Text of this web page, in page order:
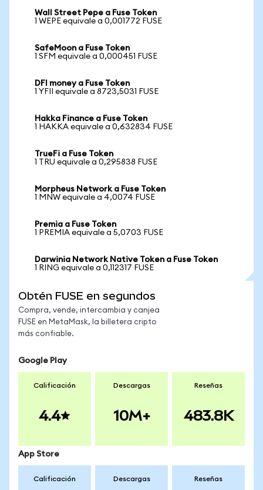
Wall Street Pepe a Fuse Token
1 WEPE equivale a 0,001772 FUSE
SafeMoon a Fuse Token
1 SFM equivale a 0,000451 FUSE
DFI money a Fuse Token
1 YFII equivale a 8723,5031 FUSE
Hakka Finance a Fuse Token
1 HAKKA equivale a 0,632834 FUSE
TrueFi a Fuse Token
1 TRU equivale a 0,295838 FUSE
Morpheus Network a Fuse Token
1 MNW equivale a 4,0074 FUSE
Premia a Fuse Token
1 PREMIA equivale a 5,0703 FUSE
Darwinia Network Native Token a Fuse Token
1 RING equivale a 0,112317 FUSE
Obtén FUSE en segundos
Compra, vende, intercambia y canjea
FUSE en MetaMask, la billetera cripto
más confiable.
Google Play
Calificación
4.4
Descargas
10M+
Reseñas
483.8K
App Store
Calificación Descargas Reseñas